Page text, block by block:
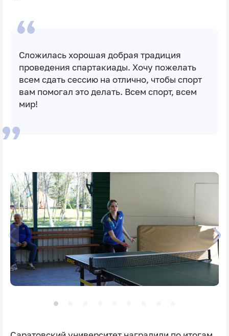
Сложилась хорошая добрая традиция
проведения спартакиады. Хочу пожелать
всем сдать сессию на отлично, чтобы спорт
вам помогал это делать. Всем спорт, всем
мир!